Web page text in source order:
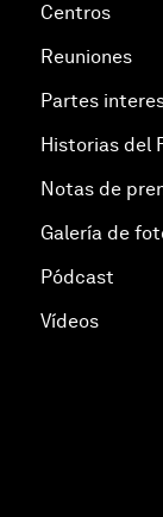
Centros
Reuniones
Partes
Historias del
Notas de
Galería de
Pódcast
Vídeos